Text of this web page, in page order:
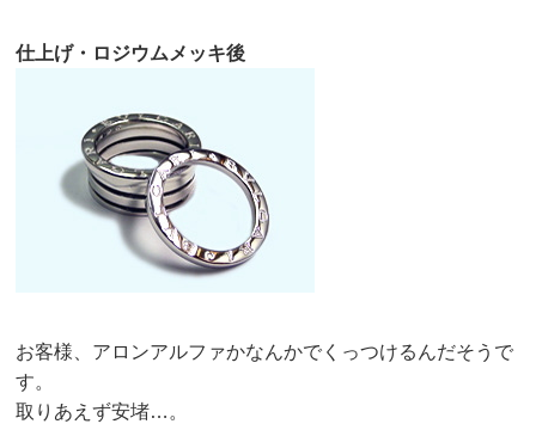
仕上げ・ロジウムメッキ後
お客様、アロンアルファかなんかでくっつけるんだそうで
す。
取りあえず安堵…。